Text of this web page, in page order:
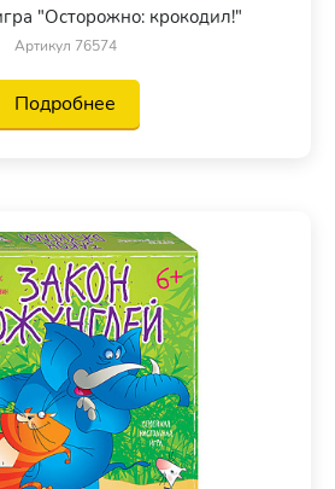
"Осторожно: крокодил!"
Артикул 76574
Подробнее